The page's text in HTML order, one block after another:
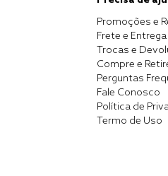
Promoções e
Frete e Entrega
Trocas e
Compre e
Perguntas
Fale Conosco
Política de
Termo de Uso